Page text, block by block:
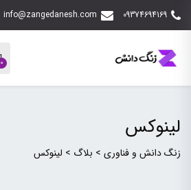
09374694169
info@zangedanesh.com
0
لینوکس
زنگ دانش و فناوری > بلاگ > لینوکس